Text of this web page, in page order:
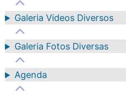
Galeria Videos Diversos
Galeria Fotos Diversas
Agenda